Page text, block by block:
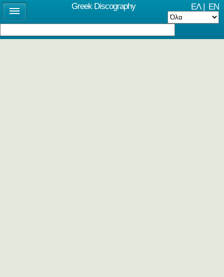
ΕΛ| EN
Greek Discography